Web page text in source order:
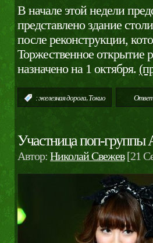
В начале этой недели
представлено здание
после реконструкции,
Торжественное открытие
назначено на 1 октября.
:железная дорога Токио
Участница поп-группы
Автор: Николай Свежев[21